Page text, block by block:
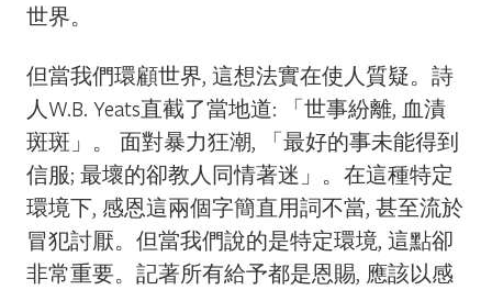
世界。
但當我們環顧世界, 這想法實在使人質疑。詩
人W.B. Yeats直截了當地道: 「世事紛離, 血漬
斑斑」。 面對暴力狂潮, 「最好的事未能得到
信服; 最壞的卻教人同情著迷」。在這種特定
環境下, 感恩這兩個字簡直用詞不當, 甚至流於
冒犯討厭。但當我們說的是特定環境, 這點卻
非常重要。記著所有給予都是恩賜, 應該以感